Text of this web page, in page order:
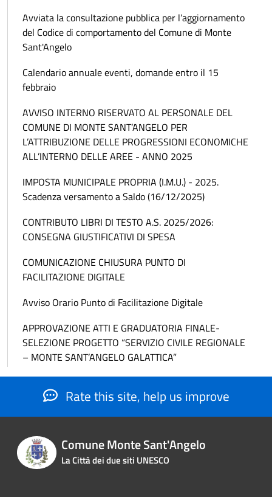
Avviata la consultazione pubblica per l’aggiornamento
del Codice di comportamento del Comune di Monte
Sant'Angelo
Calendario annuale eventi, domande entro il 15
febbraio
AVVISO INTERNO RISERVATO AL PERSONALE DEL
COMUNE DI MONTE SANT’ANGELO PER
L’ATTRIBUZIONE DELLE PROGRESSIONI ECONOMICHE
ALL’INTERNO DELLE AREE - ANNO 2025
IMPOSTA MUNICIPALE PROPRIA (I.M.U.) - 2025.
Scadenza versamento a Saldo (16/12/2025)
CONTRIBUTO LIBRI DI TESTO A.S. 2025/2026:
CONSEGNA GIUSTIFICATIVI DI SPESA
COMUNICAZIONE CHIUSURA PUNTO DI
FACILITAZIONE DIGITALE
Avviso Orario Punto di Facilitazione Digitale
APPROVAZIONE ATTI E GRADUATORIA FINALE-
SELEZIONE PROGETTO “SERVIZIO CIVILE REGIONALE
– MONTE SANT’ANGELO GALATTICA”
Rate this site, help us improve
Comune Monte Sant'Angelo
La Città dei due siti UNESCO